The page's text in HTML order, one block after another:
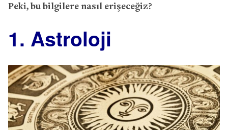
Peki, bu bilgilere nasıl erişeceğiz?
1. Astroloji